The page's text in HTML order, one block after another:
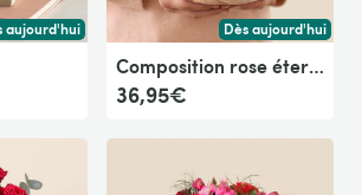
aujourd'hui
dès aujourd'hui (pour toute commande passée
Dès aujourd'hui
Livraison dès
Composition rose éternelle rouge
36,95€